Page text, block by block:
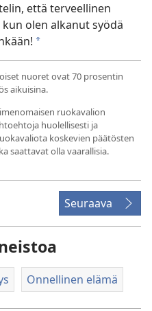
että terveellinen
olen alkanut syödä
*
nuoret ovat 70 prosentin
aikuisina.
ruokavalion
huolellisesti ja
koskevien päätösten
saattavat olla vaarallisia.
Seuraava
Onnellinen elämä